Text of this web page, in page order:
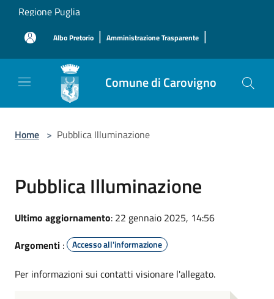
Salta al contenuto principale
Regione Puglia
Albo Pretorio | Amministrazione Trasparente |
Comune di Carovigno
Home > Pubblica Illuminazione
Pubblica Illuminazione
Ultimo aggiornamento: 22 gennaio 2025, 14:56
Argomenti : Accesso all'informazione
Per informazioni sui contatti visionare l'allegato.